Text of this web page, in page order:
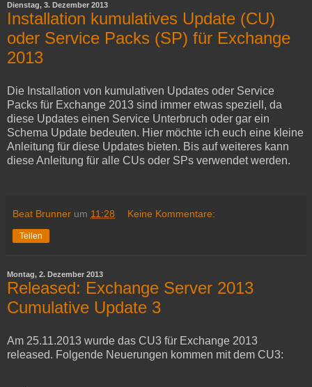
Dienstag, 3. Dezember 2013
Installation kumulatives Update (CU)
oder Service Packs (SP) für Exchange
2013
Die Installation von kumulativen Updates oder Service
Packs für Exchange 2013 sind immer etwas speziell, da
diese Updates einen Service Unterbruch oder gar ein
Schema Update bedeuten. Hier möchte ich euch eine kleine
Anleitung für diese Updates bieten. Bis auf weiteres kann
diese Anleitung für alle CUs oder SPs verwendet werden.
Beat Brunner um 11:28 Keine Kommentare:
Teilen
Montag, 2. Dezember 2013
Released: Exchange Server 2013
Cumulative Update 3
Am 25.11.2013 wurde das CU3 für Exchange 2013
released. Folgende Neuerungen kommen mit dem CU3: